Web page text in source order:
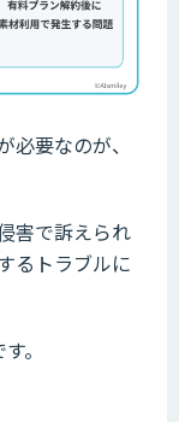
要なのが、
害で訴えられ
るトラブルに
。